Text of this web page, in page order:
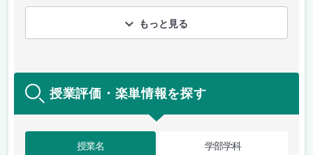
もっと見る
授業評価・楽単情報を探す
授業名 学部学科